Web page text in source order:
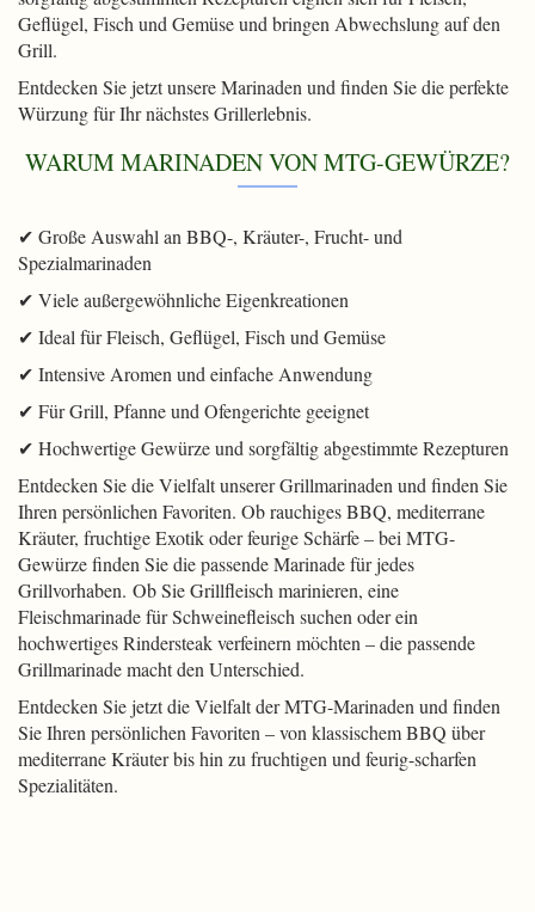
Geflügel, Fisch und Gemüse und bringen Abwechslung auf den
Grill.
Entdecken Sie jetzt unsere Marinaden und finden Sie die perfekte
Würzung für Ihr nächstes Grillerlebnis.
WARUM MARINADEN VON MTG-GEWÜRZE?
✔ Große Auswahl an BBQ-, Kräuter-, Frucht- und
Spezialmarinaden
✔ Viele außergewöhnliche Eigenkreationen
✔ Ideal für Fleisch, Geflügel, Fisch und Gemüse
✔ Intensive Aromen und einfache Anwendung
✔ Für Grill, Pfanne und Ofengerichte geeignet
✔ Hochwertige Gewürze und sorgfältig abgestimmte Rezepturen
Entdecken Sie die Vielfalt unserer Grillmarinaden und finden Sie
Ihren persönlichen Favoriten. Ob rauchiges BBQ, mediterrane
Kräuter, fruchtige Exotik oder feurige Schärfe – bei MTG-
Gewürze finden Sie die passende Marinade für jedes
Grillvorhaben. Ob Sie Grillfleisch marinieren, eine
Fleischmarinade für Schweinefleisch suchen oder ein
hochwertiges Rindersteak verfeinern möchten – die passende
Grillmarinade macht den Unterschied.
Entdecken Sie jetzt die Vielfalt der MTG-Marinaden und finden
Sie Ihren persönlichen Favoriten – von klassischem BBQ über
mediterrane Kräuter bis hin zu fruchtigen und feurig-scharfen
Spezialitäten.